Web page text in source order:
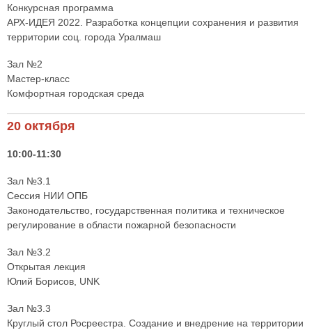
Конкурсная программа
АРХ-ИДЕЯ 2022. Разработка концепции сохранения и развития
территории соц. города Уралмаш
Зал №2
Мастер-класс
Комфортная городская среда
20 октября
10:00-11:30
Зал №3.1
Сессия НИИ ОПБ
Законодательство, государственная политика и техническое
регулирование в области пожарной безопасности
Зал №3.2
Открытая лекция
Юлий Борисов, UNK
Зал №3.3
Круглый стол Росреестра. Создание и внедрение на территории